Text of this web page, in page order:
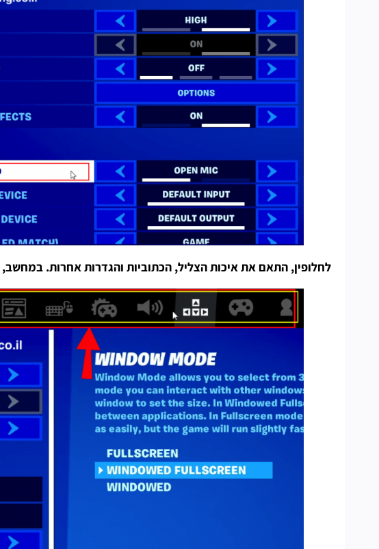
לחלופין, התאם את איכות הצליל, הכתוביות והגדרות אחרות.